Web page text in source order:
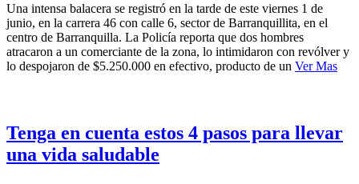
Una intensa balacera se registró en la tarde de este viernes 1 de
junio, en la carrera 46 con calle 6, sector de Barranquillita, en el
centro de Barranquilla. La Policía reporta que dos hombres
atracaron a un comerciante de la zona, lo intimidaron con revólver y
lo despojaron de $5.250.000 en efectivo, producto de un Ver Mas
Tenga en cuenta estos 4 pasos para llevar
una vida saludable